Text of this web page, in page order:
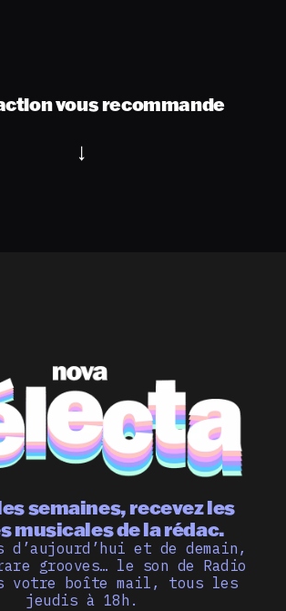
vous recommande
semaines, recevez les
musicales de la rédac.
d’aujourd’hui et de demain,
grooves… le son de Radio
votre boîte mail, tous les
jeudis à 18h.